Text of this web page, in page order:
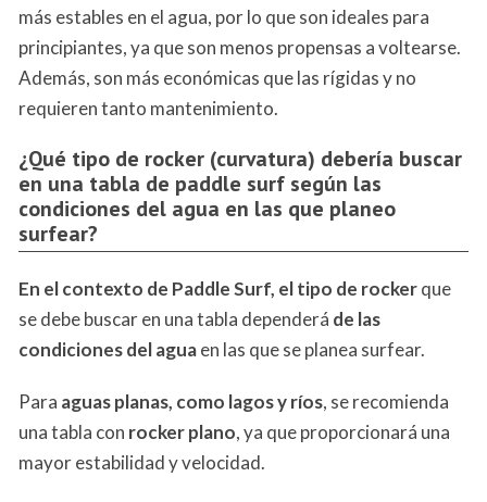
más estables en el agua, por lo que son ideales para
principiantes, ya que son menos propensas a voltearse.
Además, son más económicas que las rígidas y no
requieren tanto mantenimiento.
¿Qué tipo de rocker (curvatura) debería buscar
en una tabla de paddle surf según las
condiciones del agua en las que planeo
surfear?
En el contexto de Paddle Surf, el tipo de rockerque
se debe buscar en una tabla dependerá de las
condiciones del aguaen las que se planea surfear.
Para aguas planas, como lagos y ríos, se recomienda
una tabla con rocker plano, ya que proporcionará una
mayor estabilidad y velocidad.